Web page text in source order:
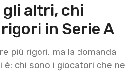
gli altri, chi
in Serie A
più rigori, ma la domanda
è: chi sono i giocatori che ne